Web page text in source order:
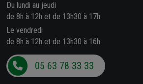
Du lundi au jeudi
de 8h à 12h et de 13h30 à 17h
Le vendredi
de 8h à 12h et de 13h30 à 16h
05 63 78 33 33